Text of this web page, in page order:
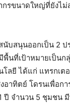
รขนาดใหญ่ที่ยังไม่
นับสนุนออกเป็น 2 ป
พื้นที่เป้าหมายเป็น
ลยี ได้แก่ แทรกเต
าทิตย์ โดรนเพื่อกา
ปี จำนวน 5 ชุมชน